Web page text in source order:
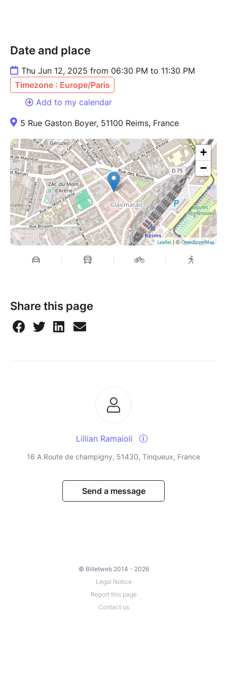
Date and place
Thu Jun 12, 2025 from 06:30 PM to 11:30 PM
Timezone : Europe/Paris
Add to my calendar
5 Rue Gaston Boyer, 51100 Reims, France
+
−
Leaflet | ©OpenStreetMap
Share this page
Lillian Ramaioli
16 A Route de champigny, 51430, Tinqueux, France
Send a message
© Billetweb 2014 - 2026
Legal Notice
Report this page
Contact us